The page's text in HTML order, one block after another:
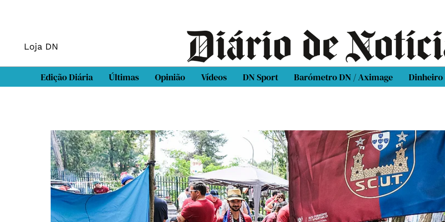
Loja DN
Edição Diária Últimas Opinião Vídeos DN Sport Barómetro DN / Aximage Dinheiro